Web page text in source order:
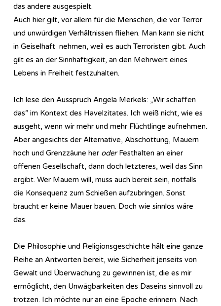
das andere ausgespielt.
Auch hier gilt, vor allem für die Menschen, die vor Terror
und unwürdigen Verhältnissen fliehen. Man kann sie nicht
in Geiselhaft nehmen, weil es auch Terroristen gibt. Auch
gilt es an der Sinnhaftigkeit, an den Mehrwert eines
Lebens in Freiheit festzuhalten.
Ich lese den Ausspruch Angela Merkels: „Wir schaffen
das“ im Kontext des Havelzitates. Ich weiß nicht, wie es
ausgeht, wenn wir mehr und mehr Flüchtlinge aufnehmen.
Aber angesichts der Alternative, Abschottung, Mauern
hoch und Grenzzäune her oderFesthalten an einer
offenen Gesellschaft, dann doch letzteres, weil das Sinn
ergibt. Wer Mauern will, muss auch bereit sein, notfalls
die Konsequenz zum Schießen aufzubringen. Sonst
braucht er keine Mauer bauen. Doch wie sinnlos wäre
das.
Die Philosophie und Religionsgeschichte hält eine ganze
Reihe an Antworten bereit, wie Sicherheit jenseits von
Gewalt und Überwachung zu gewinnen ist, die es mir
ermöglicht, den Unwägbarkeiten des Daseins sinnvoll zu
trotzen. Ich möchte nur an eine Epoche erinnern. Nach